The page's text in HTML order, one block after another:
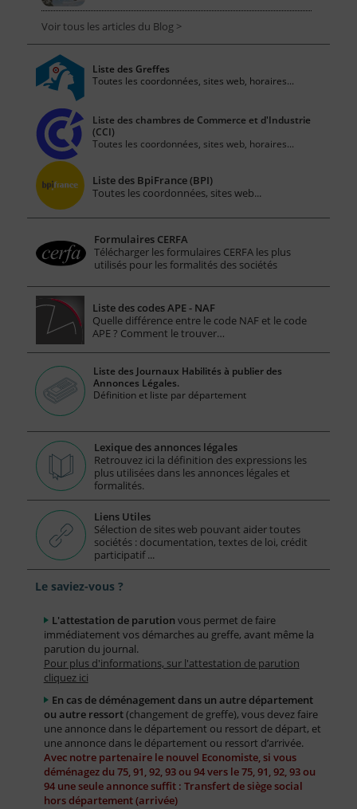
Voir tous les articles du Blog >
Liste des Greffes
Toutes les coordonnées, sites web, horaires...
Liste des chambres de Commerce et d'Industrie
(CCI)
Toutes les coordonnées, sites web, horaires...
Liste des BpiFrance (BPI)
Toutes les coordonnées, sites web...
Formulaires CERFA
Télécharger les formulaires CERFA les plus
utilisés pour les formalités des sociétés
Liste des codes APE - NAF
Quelle différence entre le code NAF et le code
APE ? Comment le trouver…
Liste des Journaux Habilités à publier des
Annonces Légales.
Définition et liste par département
Lexique des annonces légales
Retrouvez ici la définition des expressions les
plus utilisées dans les annonces légales et
formalités.
Liens Utiles
Sélection de sites web pouvant aider toutes
sociétés : documentation, textes de loi, crédit
participatif ...
Le saviez-vous ?
L'attestation de parution vous permet de faire
immédiatement vos démarches au greffe, avant même la
parution du journal.
Pour plus d'informations, sur l'attestation de parution
cliquez ici
En cas de déménagement dans un autre département
ou autre ressort(changement de greffe), vous devez faire
une annonce dans le département ou ressort de départ, et
une annonce dans le département ou ressort d’arrivée.
Avec notre partenaire le nouvel Economiste, si vous
déménagez du 75, 91, 92, 93 ou 94 vers le 75, 91, 92, 93 ou
94 une seule annonce suffit : Transfert de siège social
hors département (arrivée)